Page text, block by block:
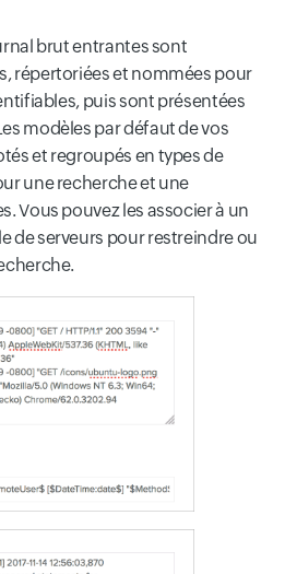
brut entrantes sont
répertoriées et nommées pour
puis sont présentées
modèles par défaut de vos
et regroupés en types de
une recherche et une
Vous pouvez les associer à un
de serveurs pour restreindre ou